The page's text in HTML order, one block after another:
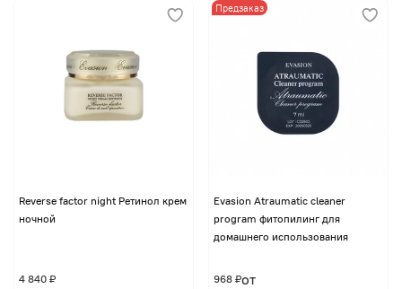
Reverse factor night Ретинол крем
ночной
4 840 ₽
Предзаказ
Evasion Atraumatic cleaner
program фитопилинг для
домашнего использования
от
968 ₽